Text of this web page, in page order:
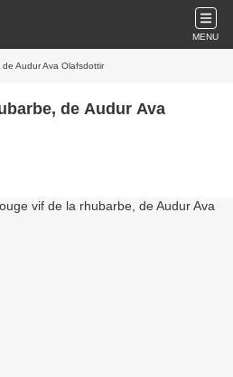
MENU
Audur Ava Olafsdottir
de Audur Ava